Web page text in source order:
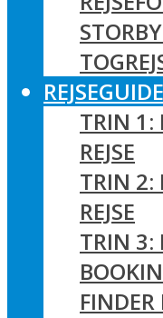
TRIN 1:
REJSE
TRIN 2:
REJSE
TRIN 3: